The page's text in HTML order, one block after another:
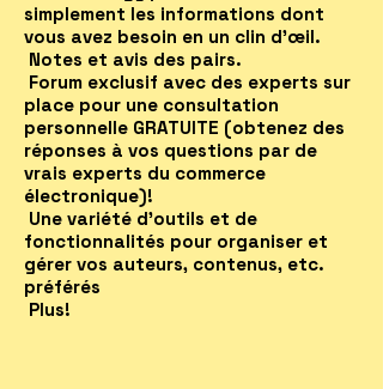
simplement les informations dont
vous avez besoin en un clin d'œil.
Notes et avis des pairs.
Forum exclusif avec des experts sur
place pour une consultation
personnelle GRATUITE (obtenez des
réponses à vos questions par de
vrais experts du commerce
électronique)!
Une variété d'outils et de
fonctionnalités pour organiser et
gérer vos auteurs, contenus, etc.
préférés
Plus!